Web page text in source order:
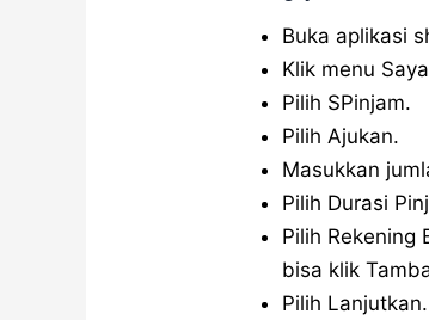
Buka aplikasi
Klik menu
Pilih SPinjam.
Pilih Ajukan.
Masukkan
Pilih Durasi
Pilih Rekening
bisa klik
Pilih Lanjutkan.